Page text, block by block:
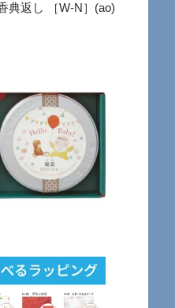
典返し ［W-N］(ao)